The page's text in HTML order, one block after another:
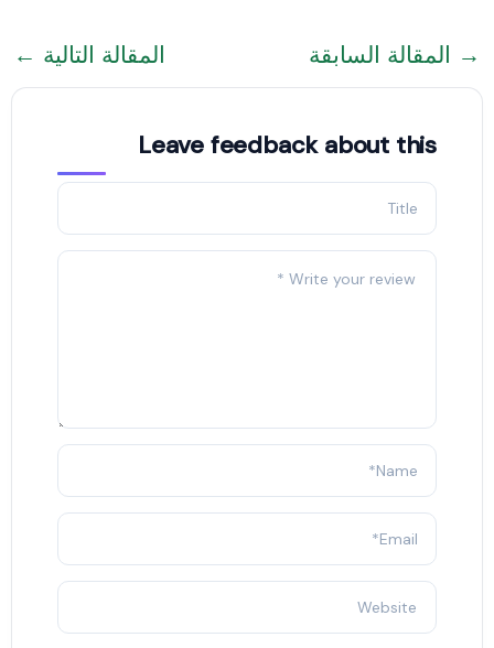
→ المقالة السابقة المقالة التالية ←
Leave feedback about this